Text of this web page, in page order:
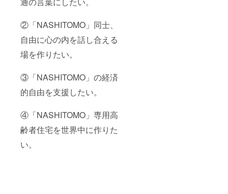
②「NASHITOMO」同士、
自由に心の内を話し合える
場を作りたい。
③「NASHITOMO」の経済
的自由を支援したい。
④「NASHITOMO」専用高
齢者住宅を世界中に作りた
い。